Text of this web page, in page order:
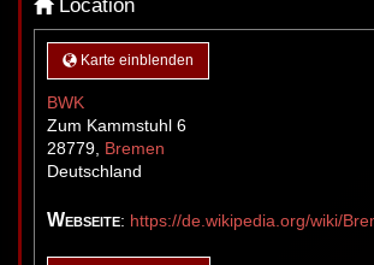
Location
Karte einblenden
BWK
Zum Kammstuhl 6
28779, Bremen
Deutschland
Webseite: https://de.wikipedia.org/wiki/Bremer_Woll-